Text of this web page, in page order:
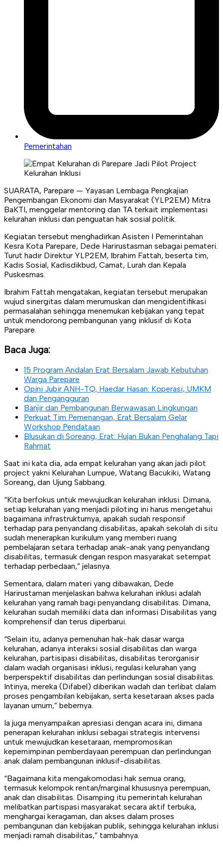
Pemerintahan
SUARATA, Parepare — Yayasan Lembaga Pengkajian
Pengembangan Ekonomi dan Masyarakat (YLP2EM) Mitra
BaKTI, menggelar mentoring dan TA terkait implementasi
kelurahan inklusi dan penguatan hak sosial politik.
Kegiatan tersebut menghadirkan Asisten I Pemerintahan
Kesra Kota Parepare, Dede Harirustasman sebagai pemateri.
Turut hadir Direktur YLP2EM, Ibrahim Fattah, beserta tim,
Kadis Sosial, Kadisdikbud, Camat, Lurah dan Kepala
Puskesmas.
Ibrahim Fattah mengatakan, kegiatan tersebut merupakan
wujud sinergitas dalam merumuskan dan mengidentifikasi
permasalahan sehingga menemukan kebijakan yang tepat
untuk mendorong pembangunan yang inklusif di Kota
Parepare.
Baca Juga:
15 Program Andalan Erat Bersalam Jawab Kebutuhan
Warga Parepare
Opini Jubir ANH-TQ, Haedar Hasan: Koperasi, UMKM
dan Pengangguran
Banjir dan Pembangunan Berwawasan Lingkungan
Perkuat Tim Pemenangan, Erat Bersalam Gelar
Workshop Pendataan
Blusukan di Soreang, Erat: Hujan Bukan Penghalang Tapi
Rahmat
Saat ini kata dia, ada empat kelurahan yang akan jadi pilot
project yakni Kelurahan Lumpue, Watang Bacukiki, Watang
Soreang, dan Ujung Sabbang.
“Kita berfokus untuk mewujudkan kelurahan inklusi. Dimana,
setiap kelurahan yang menjadi piloting ini harus mengetahui
bagaimana infrastrukturnya, apakah sudah responsif
terhadap para penyandang disabilitas, apakah sekolah di situ
sudah menerapkan kurikulum yang memberi ruang
pembelajaran setara terhadap anak-anak yang penyandang
disabilitas, termasuk dengan respon masyarakat setempat
terhadap perbedaan,” jelasnya.
Sementara, dalam materi yang dibawakan, Dede
Harirustaman menjelaskan bahwa kelurahan inklusi adalah
kelurahan yang ramah bagi penyandang disabilitas. Dimana,
kelurahan sudah memiliki data dan informasi Disabilitas yang
komprehensif dan terus diperbarui.
“Selain itu, adanya pemenuhan hak-hak dasar warga
kelurahan, adanya interaksi sosial disabilitas dan warga
kelurahan, partisipasi disabilitas, disabilitas terorganisir
dalam wadah organisasi inklusi, regulasi kelurahan yang
berperspektif disabilitas dan perlindungan sosial disabilitas.
Intinya, mereka (Difabel) diberikan wadah dan terlibat dalam
proses pengambilan kebijakan, serta kesetaraan akses pada
layanan umum,” bebernya.
Ia juga menyampaikan apresiasi dengan acara ini, dimana
penerapan kelurahan inklusi sebagai strategis intervensi
untuk mewujudkan kesetaraan, mempromosikan
kepemimpinan pemberdayaan perempuan dan perlindungan
anak dalam pembangunan inklusif-disabilitas.
“Bagaimana kita mengakomodasi hak semua orang,
termasuk kelompok rentan/marginal khususnya perempuan,
anak dan disabilitas. Disamping itu pemerintah kelurahan
melibatkan partispasi masyarakat secara aktif terbuka,
menghargai keragaman, dan akses dalam proses
pembangunan dan kebijakan publik, sehingga kelurahan inklusi
menjadi ramah disabilitas,” tambahnya.